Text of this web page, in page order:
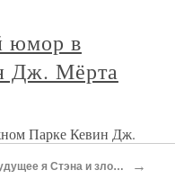
юмор в
Дж. Мёрта
Парке Кевин Дж.
скульптура
18. Будущее я Стэна и злой Картман. Оценка личностей в Южном Парке Шей Бидерман (Shai Biderman) →